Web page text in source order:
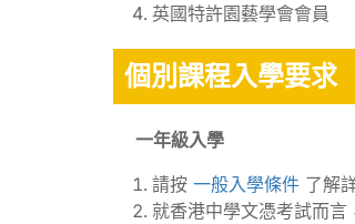
英國特許園藝學會會員
個別課程入學要求
一年級入學
請按 一般入學條件 了解
就香港中學文憑考試而